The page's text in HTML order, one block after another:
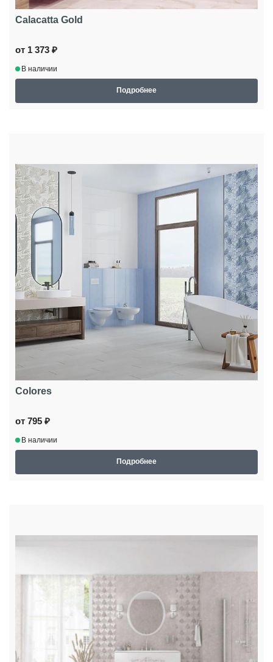
Calacatta Gold
от 1 373 ₽
В наличии
Подробнее
Colores
от 795 ₽
В наличии
Подробнее